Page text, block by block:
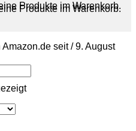
Produkte im Warenkorb.
Produkte im Warenkorb.
seit/9. August
Nach